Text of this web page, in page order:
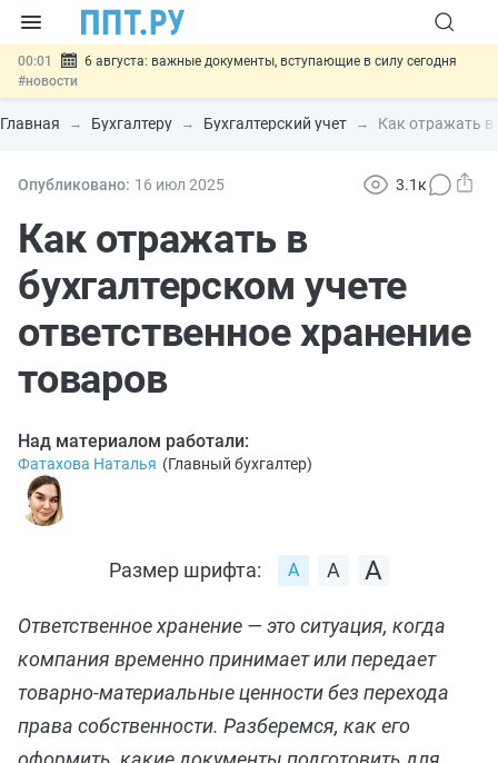
00:01
6 августа: важные документы, вступающие в силу сегодня
#новости
05.08 Обновили сообщения НПФ о договорах НПО и долгосрочных
сбережений#новости
05.08 Систему страхования вкладов распространили на электронные
05.08
#новости
Главная Бухгалтеру Бухгалтерский учет Как отражать в
Опубликовано: 16 июл 2025 3.1к
Как отражать в
бухгалтерском учете
ответственное хранение
товаров
Над материалом работали:
Фатахова Наталья (Главный бухгалтер)
Размер шрифта:
Ответственное хранение — это ситуация, когда
компания временно принимает или передает
товарно-материальные ценности без перехода
права собственности. Разберемся, как его